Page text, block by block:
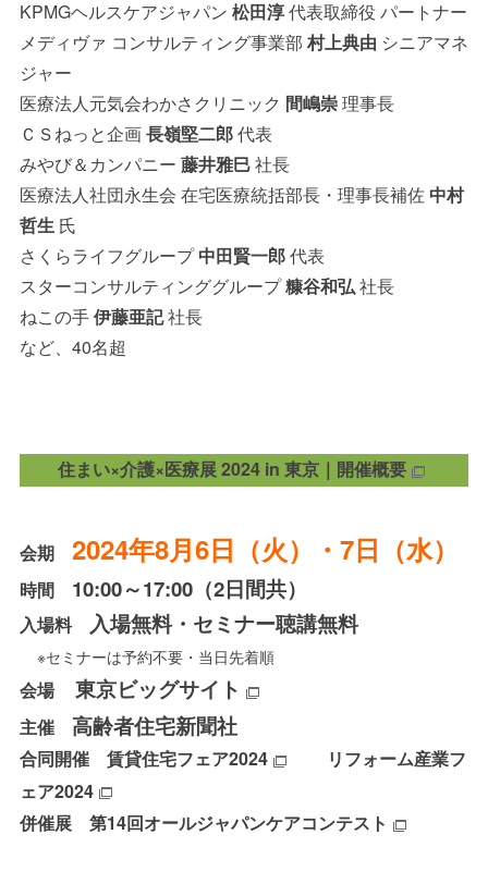
KPMGヘルスケアジャパン 松田淳代表取締役 パートナー
メディヴァ コンサルティング事業部 村上典由 シニアマネ
ジャー
医療法人元気会わかさクリニック 間嶋崇理事長
ＣＳねっと企画長嶺堅二郎代表
みやび＆カンパニー 藤井雅巳社長
医療法人社団永生会 在宅医療統括部長・理事長補佐 中村
哲生氏
さくらライフグループ中田賢一郎代表
スターコンサルティンググループ糠谷和弘社長
ねこの手伊藤亜記社長
など、40名超
住まい×介護×医療展 2024 in 東京｜開催概要
会期 2024年8月6日（火）・7日（水）
時間 10:00～17:00（2日間共）
入場料 入場無料・セミナー聴講無料
※セミナーは予約不要・当日先着順
会場 東京ビッグサイト
主催 高齢者住宅新聞社
合同開催 賃貸住宅フェア2024
リフォーム産業フ
ェア2024
併催展 第14回オールジャパンケアコンテスト